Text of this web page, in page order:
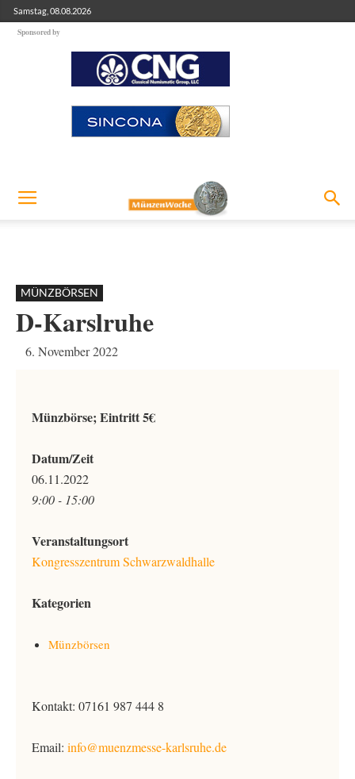
Samstag, 08.08.2026
Sponsored by
MÜNZBÖRSEN
D-Karslruhe
6. November 2022
Münzbörse; Eintritt 5€
Datum/Zeit
06.11.2022
9:00 - 15:00
Veranstaltungsort
Kongresszentrum Schwarzwaldhalle
Kategorien
Münzbörsen
Kontakt: 07161 987 444 8
Email: info@muenzmesse-karlsruhe.de